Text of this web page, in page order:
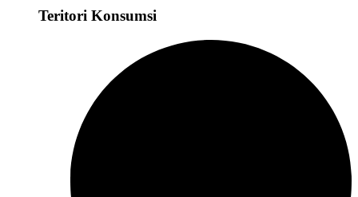
Teritori Konsumsi